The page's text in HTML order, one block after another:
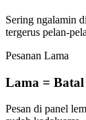
Sering ngalamin
tergerus pelan-
Pesanan Lama
Lama = Batal
Pesan di panel